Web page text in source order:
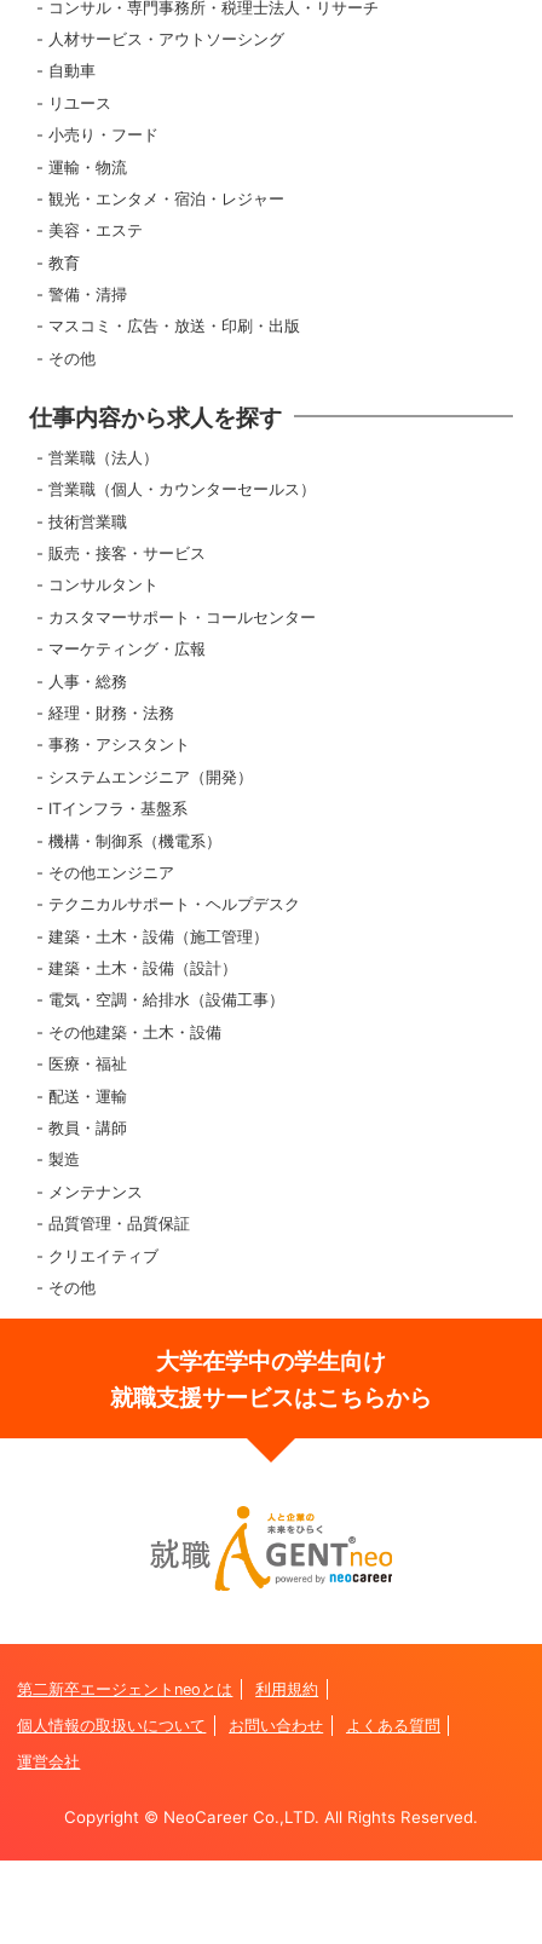
コンサル・専門事務所・税理士法人・リサーチ
人材サービス・アウトソーシング
自動車
リユース
小売り・フード
運輸・物流
観光・エンタメ・宿泊・レジャー
美容・エステ
教育
警備・清掃
マスコミ・広告・放送・印刷・出版
その他
仕事内容から求人を探す
営業職（法人）
営業職（個人・カウンターセールス）
技術営業職
販売・接客・サービス
コンサルタント
カスタマーサポート・コールセンター
マーケティング・広報
人事・総務
経理・財務・法務
事務・アシスタント
システムエンジニア（開発）
ITインフラ・基盤系
機構・制御系（機電系）
その他エンジニア
テクニカルサポート・ヘルプデスク
建築・土木・設備（施工管理）
建築・土木・設備（設計）
電気・空調・給排水（設備工事）
その他建築・土木・設備
医療・福祉
配送・運輸
教員・講師
製造
メンテナンス
品質管理・品質保証
クリエイティブ
その他
大学在学中の学生向け
就職支援サービスはこちらから
第二新卒エージェントneoとは
利用規約
個人情報の取扱いについて
お問い合わせ
よくある質問
運営会社
Copyright © NeoCareer Co.,LTD. All Rights Reserved.